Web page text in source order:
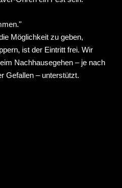
Möglichkeit zu geben,
ist der Eintritt frei. Wir
Nachhausegehen – je nach
Gefallen – unterstützt.